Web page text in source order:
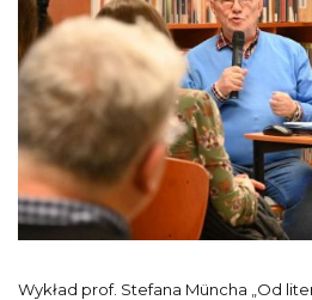
Wykład prof. Stefana Müncha „Od